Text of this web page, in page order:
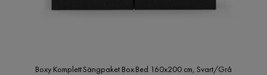
Boxy Komplett Sängpaket Box Bed 160x200 cm, Svart/Grå